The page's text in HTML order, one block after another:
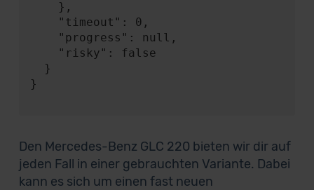
}
Den Mercedes-Benz GLC 220 bieten wir dir auf
jeden Fall in einer gebrauchten Variante. Dabei
kann es sich um einen fast neuen